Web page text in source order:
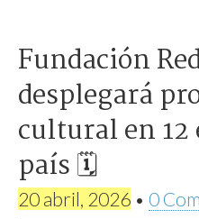
Fundación
desplegará
cultural en 12
país 🗓
20 abril, 2026 • 0